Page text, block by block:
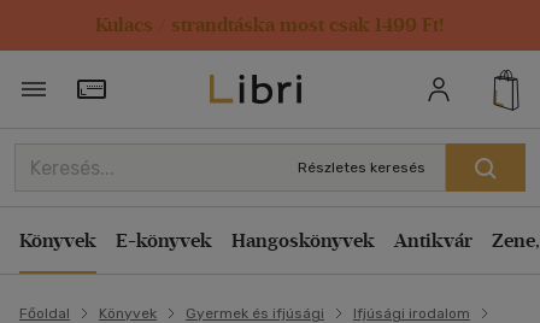
Kulacs / strandtáska most csak 1499 Ft!
Törzsvásárlói Kártya adatai
Részletes keresés
Könyvek E-könyvek Hangoskönyvek Antikvár
Főoldal Könyvek Gyermek és ifjúsági
Ifjúsági irodalom